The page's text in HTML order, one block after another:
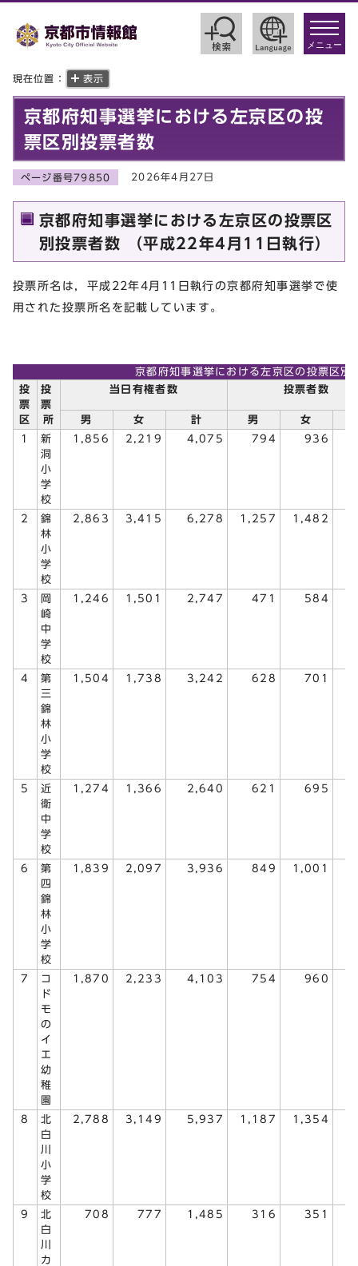
toggle
メニュー
現在位置： 表示
京都府知事選挙における左京区の投
票区別投票者数
ページ番号79850 2026年4月27日
京都府知事選挙における左京区の投票区
別投票者数 （平成22年4月11日執行）
投票所名は，平成22年4月11日執行の京都府知事選挙で使
用された投票所名を記載しています。
京都府知事選挙における左京区の投票区別
投
票
区
投
票
所
当日有権者数 投票者数
男 女 計 男 女
1
新
洞
小
学
校
1,856 2,219 4,075 794 936
2
錦
林
小
学
校
2,863 3,415 6,278 1,257 1,482
3
岡
崎
中
学
校
1,246 1,501 2,747 471 584
4
第
三
錦
林
小
学
校
1,504 1,738 3,242 628 701
5
近
衛
中
学
校
1,274 1,366 2,640 621 695
6
第
四
錦
林
小
学
校
1,839 2,097 3,936 849 1,001
7
コ
ド
モ
の
イ
エ
幼
稚
園
1,870 2,233 4,103 754 960
8
北
白
川
小
学
校
2,788 3,149 5,937 1,187 1,354
9
北
白
川
カ
708 777 1,485 316 351